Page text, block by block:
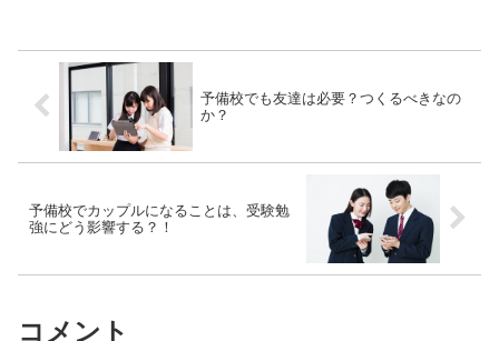
予備校でも友達は必要？つくるべきなの
か？
予備校でカップルになることは、受験勉
強にどう影響する？！
コメント